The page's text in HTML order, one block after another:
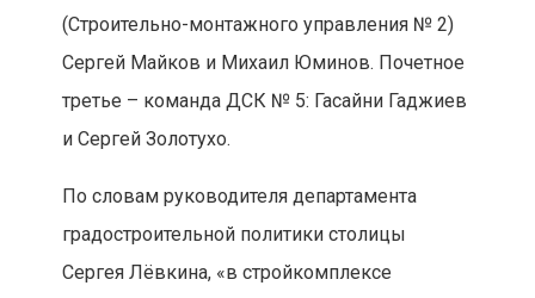
(Строительно-монтажного управления № 2)
Сергей Майков и Михаил Юминов. Почетное
третье – команда ДСК № 5: Гасайни Гаджиев
и Сергей Золотухо.
По словам руководителя департамента
градостроительной политики столицы
Сергея Лёвкина, «в стройкомплексе